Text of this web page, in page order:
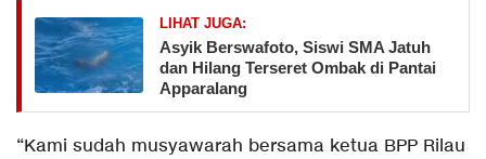
LIHAT JUGA:
Asyik Berswafoto, Siswi SMA Jatuh
dan Hilang Terseret Ombak di Pantai
Apparalang
“Kami sudah musyawarah bersama ketua BPP Rilau